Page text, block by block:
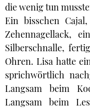
die wenig tun
Ein bisschen
Zehennagellack,
Silberschnalle,
Ohren. Lisa hatte
sprichwörtlich
Langsam beim
Langsam beim